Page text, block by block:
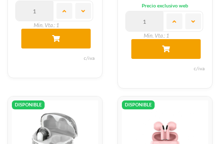
Min. Vta.: 1
c/iva
Precio exclusivo web
Min. Vta.: 1
c/iva
DISPONIBLE DISPONIBLE